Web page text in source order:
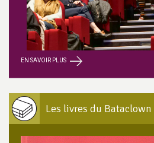
EN SAVOIR PLUS
Les livres du Bataclown